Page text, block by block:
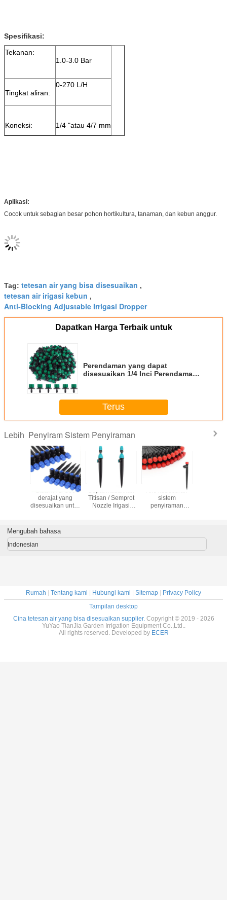
Spesifikasi:
Tekanan:
1.0-3.0 Bar
Tingkat aliran:
0-270 L/H
Koneksi: 1/4 "atau 4/7 mm
Aplikasi:
Cocok untuk sebagian besar pohon hortikultura, tanaman, dan kebun anggur.
Tag: tetesan air yang bisa disesuaikan ,
tetesan air irigasi kebun ,
Anti-Blocking Adjustable Irrigasi Dropper
Dapatkan Harga Terbaik untuk
Perendaman yang dapat
disesuaikan 1/4 Inci Perendaman
Terus
Lebih Penyiram Sistem Penyiraman
Sistem Air 360
derajat yang
disesuaikan untuk
Cepat Masukkan
Titisan / Semprot
Nozzle Irigasi
Anti kebocoran
sistem
penyiraman
tabung
Mengubah bahasa
Indonesian
Rumah | Tentang kami | Hubungi kami | Sitemap | Privacy Policy
Tampilan desktop
Cina tetesan air yang bisa disesuaikan supplier. Copyright © 2019 - 2026
YuYao TianJia Garden Irrigation Equipment Co.,Ltd..
All rights reserved. Developed by ECER